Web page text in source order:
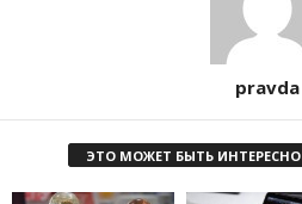
pravda
ЭТО МОЖЕТ БЫТЬ ИНТЕРЕСНО